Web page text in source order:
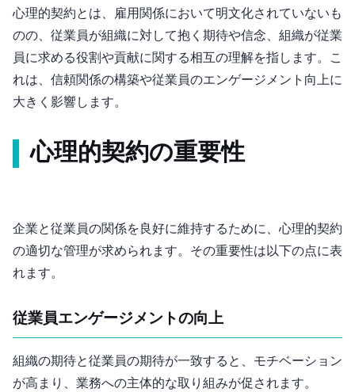
心理的契約とは、雇用関係において明文化されていないも
のの、従業員が組織に対して抱く期待や信念、組織が従業
員に求める役割や貢献に関する相互の理解を指します。こ
れは、信頼関係の構築や従業員のエンゲージメント向上に
大きく影響します。
心理的契約の重要性
企業と従業員の関係を良好に維持するために、心理的契約
の適切な管理が求められます。その重要性は以下の点に表
れます。
従業員エンゲージメントの向上
組織の期待と従業員の期待が一致すると、モチベーション
が高まり、業務への主体的な取り組みが促されます。